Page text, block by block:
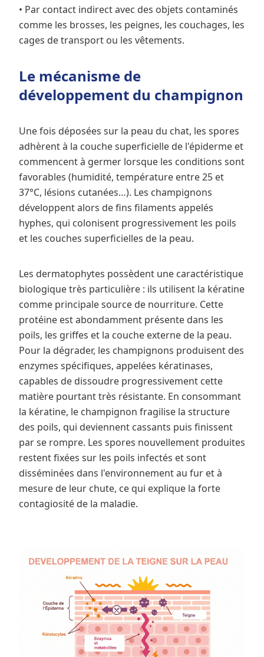
• Par contact indirect avec des objets contaminés
comme les brosses, les peignes, les couchages, les
cages de transport ou les vêtements.
Le mécanisme de
développement du champignon
Une fois déposées sur la peau du chat, les spores
adhèrent à la couche superficielle de l'épiderme et
commencent à germer lorsque les conditions sont
favorables (humidité, température entre 25 et
37°C, lésions cutanées…). Les champignons
développent alors de fins filaments appelés
hyphes, qui colonisent progressivement les poils
et les couches superficielles de la peau.
Les dermatophytes possèdent une caractéristique
biologique très particulière : ils utilisent la kératine
comme principale source de nourriture. Cette
protéine est abondamment présente dans les
poils, les griffes et la couche externe de la peau.
Pour la dégrader, les champignons produisent des
enzymes spécifiques, appelées kératinases,
capables de dissoudre progressivement cette
matière pourtant très résistante. En consommant
la kératine, le champignon fragilise la structure
des poils, qui deviennent cassants puis finissent
par se rompre. Les spores nouvellement produites
restent fixées sur les poils infectés et sont
disséminées dans l'environnement au fur et à
mesure de leur chute, ce qui explique la forte
contagiosité de la maladie.